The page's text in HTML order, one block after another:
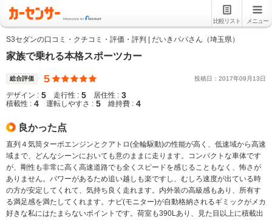
比較リスト メニュー
S3セダンの口コミ・クチコミ・評価・評判 | だいきパパさん（埼玉県）
家族で乗れる本格スポーツカー
総合評価 5 投稿日： 2017年09 月 13日
デザイン : 5 走行性 : 5 居住性 : 3
積載性 : 4 運転しやすさ : 5 維持費 : 4
良かった点
直列４気筒ターボエンジンとクアトロ(全輪駆動)の性能が高く、低速域から高速
域まで、どんなシーンにおいても意のままに走ります。コンパクトな車体です
が、剛性も非常に高く高速道路でも全くスピードを感じることもなく、怖さが
ありません。パワーがあるため追い越しも楽ですし、むしろ速度が出ている時
の方が安定してくれて、気持ち良く走れます。内外装の高級感もあり、所有す
る満足感を満たしてくれます。ナビ(モニター)が自動格納されるギミックがメカ
好きな私にはたまらないポイントです。荷室も390Lあり、見た目以上に積載出